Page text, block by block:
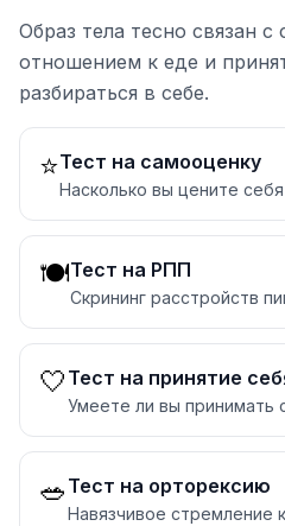
Образ тела тесно связан
отношением к еде и
разбираться в себе.
⭐Тест на самооценку
Насколько вы цените
🍽️Тест на РПП
Скрининг расстройств
🤍 Тест на принятие
Умеете ли вы принимать
🥗 Тест на орторексию
Навязчивое стремление